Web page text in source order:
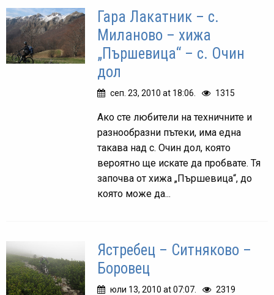
Гара Лакатник – с.
Миланово – хижа
„Пършевица“ – с. Очин
дол
сеп. 23, 2010 at 18:06. 1315
Ако сте любители на техничните и
разнообразни пътеки, има една
такава над с. Очин дол, която
вероятно ще искате да пробвате. Тя
започва от хижа „Пършевица“, до
която може да...
Ястребец – Ситняково –
Боровец
юли 13, 2010 at 07:07. 2319